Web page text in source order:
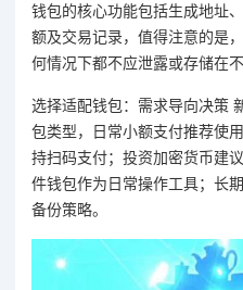
钱包的核心功能包括生成地址
额及交易记录，值得注意的是
何情况下都不应泄露或存储在不
选择适配钱包：需求导向决策
包类型，日常小额支付推荐使
持扫码支付；投资加密货币建
件钱包作为日常操作工具；长
备份策略。